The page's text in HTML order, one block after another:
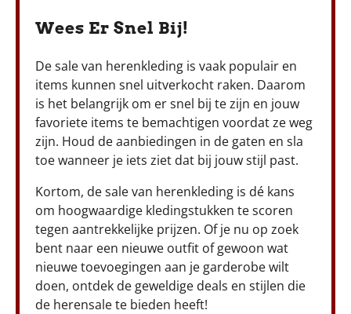
Wees Er Snel Bij!
De sale van herenkleding is vaak populair en
items kunnen snel uitverkocht raken. Daarom
is het belangrijk om er snel bij te zijn en jouw
favoriete items te bemachtigen voordat ze weg
zijn. Houd de aanbiedingen in de gaten en sla
toe wanneer je iets ziet dat bij jouw stijl past.
Kortom, de sale van herenkleding is dé kans
om hoogwaardige kledingstukken te scoren
tegen aantrekkelijke prijzen. Of je nu op zoek
bent naar een nieuwe outfit of gewoon wat
nieuwe toevoegingen aan je garderobe wilt
doen, ontdek de geweldige deals en stijlen die
de herensale te bieden heeft!